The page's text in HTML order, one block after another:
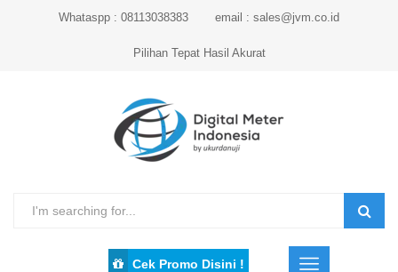
Whataspp : 08113038383 email : sales@jvm.co.id
Pilihan Tepat Hasil Akurat
Cek Promo Disini !